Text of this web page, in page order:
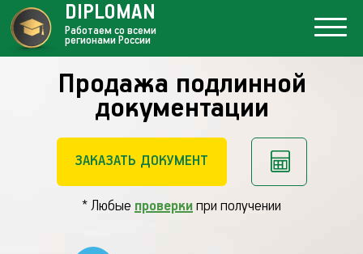
Продажа подлинной
документации
ЗАКАЗАТЬ ДОКУМЕНТ
* Любые проверки при получении
DIPLOMAN
Работаем со всеми
регионами России